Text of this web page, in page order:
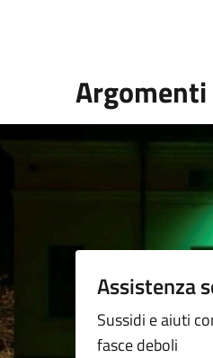
Assistenza
Sussidi e aiuti
fasce deboli